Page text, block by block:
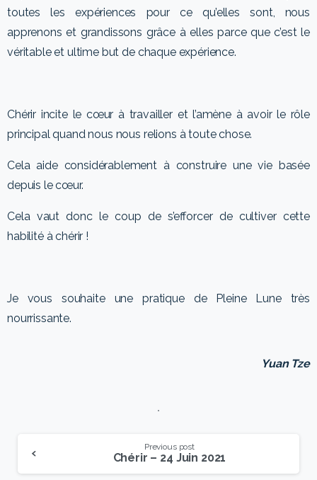
toutes les expériences pour ce qu’elles sont, nous
apprenons et grandissons grâce à elles parce que c’est le
véritable et ultime but de chaque expérience.
Chérir incite le cœur à travailler et l’amène à avoir le rôle
principal quand nous nous relions à toute chose.
Cela aide considérablement à construire une vie basée
depuis le cœur.
Cela vaut donc le coup de s’efforcer de cultiver cette
habilité à chérir !
Je vous souhaite une pratique de Pleine Lune très
nourrissante.
Yuan Tze
Previous post
Chérir – 24 Juin 2021